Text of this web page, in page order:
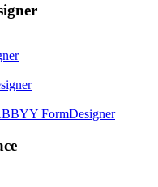
FormDesigner